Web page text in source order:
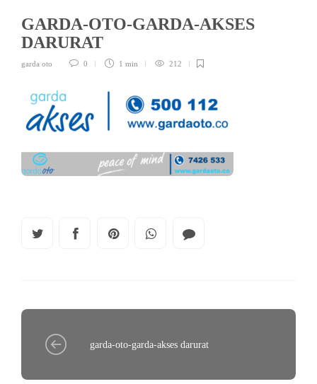
GARDA-OTO-GARDA-AKSES
DARURAT
garda oto 0 1 min 212
garda-oto-garda-akses darurat